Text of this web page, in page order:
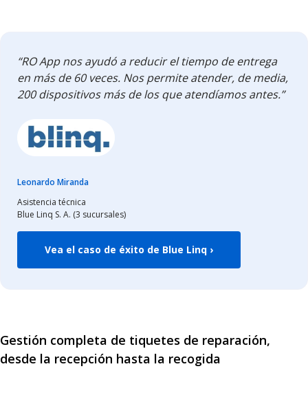
“RO App nos ayudó a reducir el tiempo de entrega
en más de 60 veces. Nos permite atender, de media,
200 dispositivos más de los que atendíamos antes.”
Leonardo Miranda
Asistencia técnica
Blue Linq S. A. (3 sucursales)
Vea el caso de éxito de Blue Linq ›
Gestión completa de tiquetes de reparación,
desde la recepción hasta la recogida